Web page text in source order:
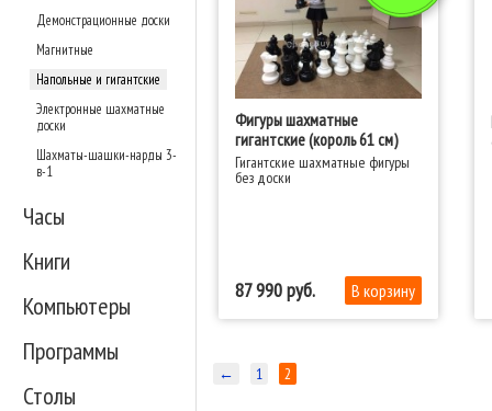
Демонстрационные доски
Магнитные
Напольные и гигантские
Электронные шахматные
доски
Шахматы-шашки-нарды 3-
в-1
Часы
Книги
Компьютеры
Программы
Столы
Фигуры шахматные
гигантские (король 61 см)
Гигантские шахматные фигуры
без доски
87 990
← 1 2